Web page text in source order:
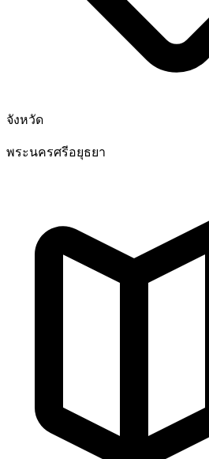
จังหวัด
พระนครศรีอยุธยา